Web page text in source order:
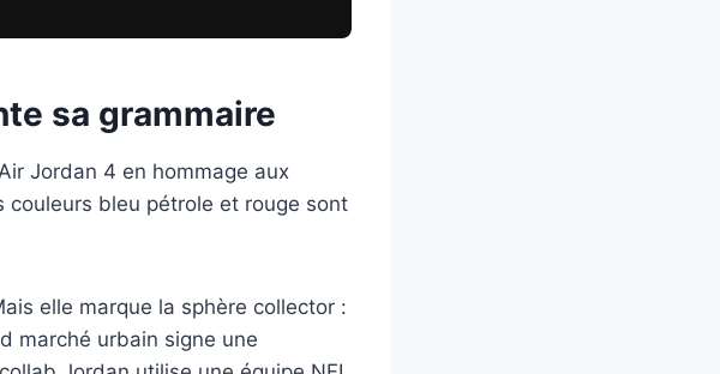
sa grammaire
Jordan 4 en hommage aux
couleurs bleu pétrole et rouge sont
elle marque la sphère collector :
marché urbain signe une